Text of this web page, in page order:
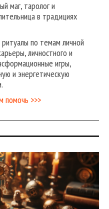
маг, таролог и
в традициях
по темам личной
личностного и
игры,
и энергетическую
помочь >>>